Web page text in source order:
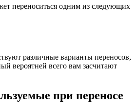
переноситься одним из следующих
различные варианты переносов,
вероятней всего вам засчитают
при переносе